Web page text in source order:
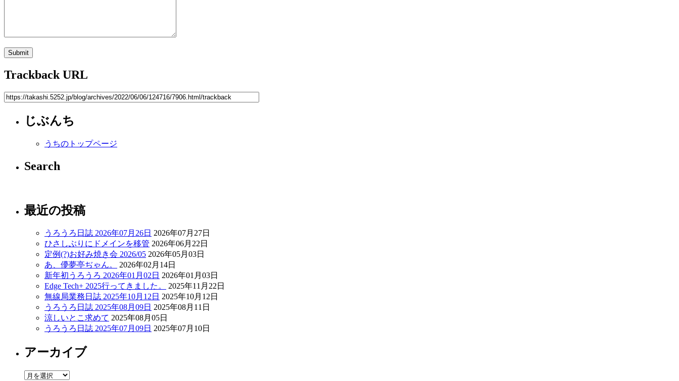
Trackback URL
じぶんち
うちのトップページ
Search
最近の投稿
うろうろ日誌 2026年07月26日 2026年07月27日
ひさしぶりにドメインを移管 2026年06月22日
定例(?)お好み焼き会 2026/05 2026年05月03日
あ、儚夢亭ぢゃん。
2026年02月14日
新年初うろうろ 2026年01月02日 2026年01月03日
Edge Tech+ 2025行ってきました。
2025年11月22日
無線局業務日誌 2025年10月12日 2025年10月12日
うろうろ日誌 2025年08月09日 2025年08月11日
涼しいとこ求めて 2025年08月05日
うろうろ日誌 2025年07月09日 2025年07月10日
アーカイブ
ア